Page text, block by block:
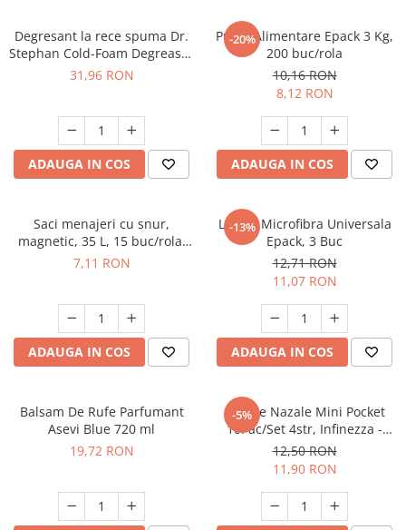
Paie si decoratiuni cocktail
Pensule, spatule si teluri bucatarie
Polonice, linguri si clesti de
bucatarie
Prese si storcatoare manuale
Razatori si accesorii
Scurgator vase
Seturi ustensile pentru bucatarie
Site bucatarie
Strecuratori
Suporturi si servetele
Tacamuri si seturi
Tavi copt
Organizare si depozitare
Perii Wc
Silicon, spume si solutii tehnice
Solutie curatat covoare
Solutii anticalcar
Solutii curatat geamuri
Solutii desfundat tevi
Solutii intretinere textile
Solutii suprafete baie
Solutii suprafete bucatarie
Suporturi si accesorii de baie
Uscatoare de rufe
Degresant la rece spuma Dr.
Stephan Cold-Foam Degreaser
750ml, 90012914
31,96 RON
ADAUGA IN COS
-20%
Pungi Alimentare Epack 3 Kg,
200 buc/rola
10,16 RON
8,12 RON
ADAUGA IN COS
Saci menajeri cu snur,
magnetic, 35 L, 15 buc/rola,
Epack
7,11 RON
ADAUGA IN COS
-13%
Lavete Microfibra Universala
Epack, 3 Buc
12,71 RON
11,07 RON
ADAUGA IN COS
Balsam De Rufe Parfumant
Asevi Blue 720 ml
19,72 RON
-5%
Batiste Nazale Mini Pocket
10Pac/Set 4str, Infinezza -
90032585
12,50 RON
11,90 RON